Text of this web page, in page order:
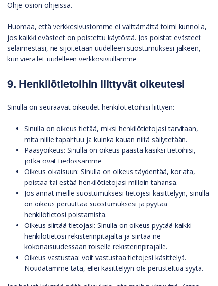
Ohje-osion ohjeissa.
Huomaa, että verkkosivustomme ei välttämättä toimi kunnolla,
jos kaikki evästeet on poistettu käytöstä. Jos poistat evästeet
selaimestasi, ne sijoitetaan uudelleen suostumuksesi jälkeen,
kun vierailet uudelleen verkkosivuillamme.
9. Henkilötietoihin liittyvät oikeutesi
Sinulla on seuraavat oikeudet henkilötietoihisi liittyen:
Sinulla on oikeus tietää, miksi henkilötietojasi tarvitaan,
mitä niille tapahtuu ja kuinka kauan niitä säilytetään.
Pääsyoikeus: Sinulla on oikeus päästä käsiksi tietoihisi,
jotka ovat tiedossamme.
Oikeus oikaisuun: Sinulla on oikeus täydentää, korjata,
poistaa tai estää henkilötietojasi milloin tahansa.
Jos annat meille suostumuksesi tietojesi käsittelyyn, sinulla
on oikeus peruuttaa suostumuksesi ja pyytää
henkilötietosi poistamista.
Oikeus siirtää tietojasi: Sinulla on oikeus pyytää kaikki
henkilötietosi rekisterinpitäjältä ja siirtää ne
kokonaisuudessaan toiselle rekisterinpitäjälle.
Oikeus vastustaa: voit vastustaa tietojesi käsittelyä.
Noudatamme tätä, ellei käsittelyyn ole perusteltua syytä.